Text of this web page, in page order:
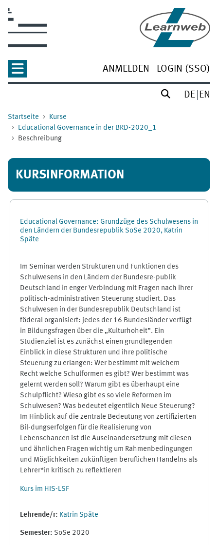
ANMELDEN LOGIN (SSO)
DE EN
Startseite
Kurse
Educational Governance in der BRD-2020_1
Beschreibung
KURSINFORMATION
Educational Governance: Grundzüge des Schulwesens in
den Ländern der Bundesrepublik SoSe 2020, Katrin
Späte
Im Seminar werden Strukturen und Funktionen des
Schulwesens in den Ländern der Bundesre-publik
Deutschland in enger Verbindung mit Fragen nach ihrer
politisch-administrativen Steuerung studiert. Das
Schulwesen in der Bundesrepublik Deutschland ist
föderal organisiert: jedes der 16 Bundesländer verfügt
in Bildungsfragen über die „Kulturhoheit”. Ein
Studienziel ist es zunächst einen grundlegenden
Einblick in diese Strukturen und ihre politische
Steuerung zu erlangen: Wer bestimmt mit welchem
Recht welche Schulformen es gibt? Wer bestimmt was
gelernt werden soll? Warum gibt es überhaupt eine
Schulpflicht? Wieso gibt es so viele Reformen im
Schulwesen? Was bedeutet eigentlich Neue Steuerung?
Im Hinblick auf die zentrale Bedeutung von zertifizierten
Bil-dungserfolgen für die Realisierung von
Lebenschancen ist die Auseinandersetzung mit diesen
und ähnlichen Fragen wichtig um Rahmenbedingungen
und Möglichkeiten zukünftigen beruflichen Handelns als
Lehrer*in kritisch zu reflektieren
Kurs im HIS-LSF
Lehrende/r: Katrin Späte
Semester: SoSe 2020